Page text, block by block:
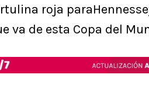
roja
va de esta Copa del